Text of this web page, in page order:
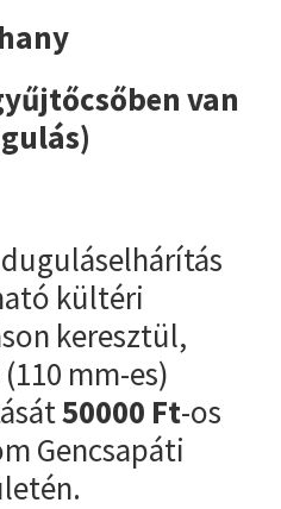
van
kültéri
keresztül,
(110 mm-es)
50000 Ft-os
Gencsapáti